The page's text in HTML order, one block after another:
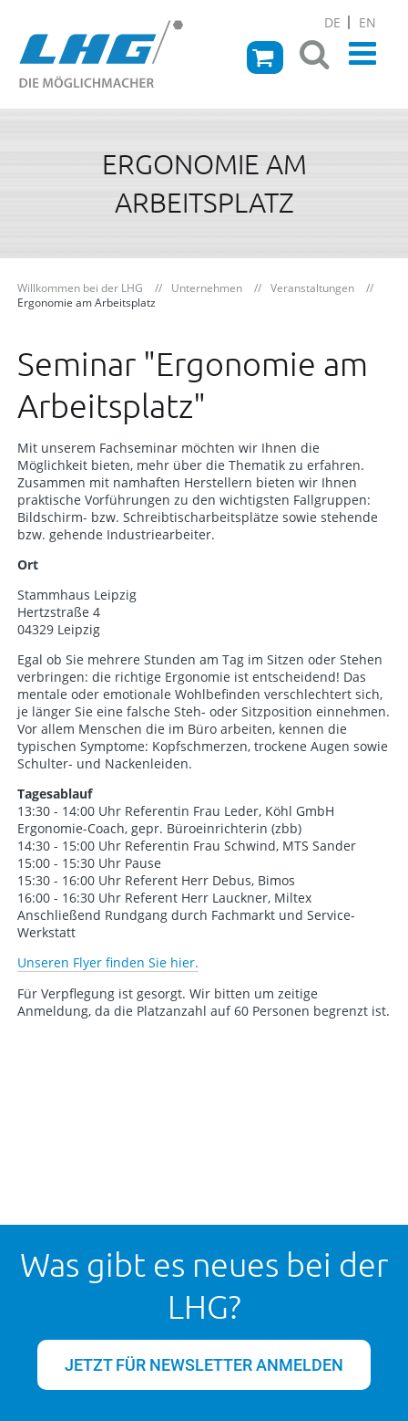
DE EN
ERGONOMIE AM
ARBEITSPLATZ
Willkommen bei der LHG Unternehmen
Veranstaltungen
Ergonomie am Arbeitsplatz
Seminar "Ergonomie am
Arbeitsplatz"
Mit unserem Fachseminar möchten wir Ihnen die
Möglichkeit bieten, mehr über die Thematik zu erfahren.
Zusammen mit namhaften Herstellern bieten wir Ihnen
praktische Vorführungen zu den wichtigsten Fallgruppen:
Bildschirm- bzw. Schreibtischarbeitsplätze sowie stehende
bzw. gehende Industriearbeiter.
Ort
Stammhaus Leipzig
Hertzstraße 4
04329 Leipzig
Egal ob Sie mehrere Stunden am Tag im Sitzen oder Stehen
verbringen: die richtige Ergonomie ist entscheidend! Das
mentale oder emotionale Wohlbefinden verschlechtert sich,
je länger Sie eine falsche Steh- oder Sitzposition einnehmen.
Vor allem Menschen die im Büro arbeiten, kennen die
typischen Symptome: Kopfschmerzen, trockene Augen sowie
Schulter- und Nackenleiden.
Tagesablauf
13:30 - 14:00 Uhr Referentin Frau Leder, Köhl GmbH
Ergonomie-Coach, gepr. Büroeinrichterin (zbb)
14:30 - 15:00 Uhr Referentin Frau Schwind, MTS Sander
15:00 - 15:30 Uhr Pause
15:30 - 16:00 Uhr Referent Herr Debus, Bimos
16:00 - 16:30 Uhr Referent Herr Lauckner, Miltex
Anschließend Rundgang durch Fachmarkt und Service-
Werkstatt
Unseren Flyer finden Sie hier.
Für Verpflegung ist gesorgt. Wir bitten um zeitige
Anmeldung, da die Platzanzahl auf 60 Personen begrenzt ist.
Was gibt es neues bei der
LHG?
JETZT FÜR NEWSLETTER ANMELDEN